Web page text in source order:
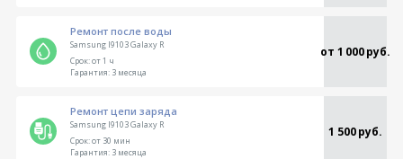
Ремонт после воды
Samsung I9103 Galaxy R от 1 000 руб.
Срок:от 1 ч
Гарантия:3 месяца
Ремонт цепи заряда
Samsung I9103 Galaxy R 1 500 руб.
Срок:от 30 мин
Гарантия:3 месяца